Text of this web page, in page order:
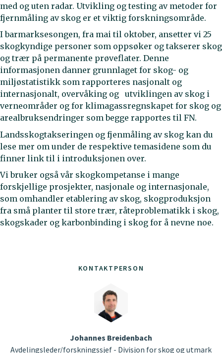
KONTAKTPERSON
Johannes Breidenbach
Avdelingsleder/forskningssjef - Divisjon for skog og utmark
med og uten radar. Utvikling og testing av metoder for
fjernmåling av skog er et viktig forskningsområde.
I barmarksesongen, fra mai til oktober, ansetter vi 25
skogkyndige personer som oppsøker og takserer skog
og trær på permanente prøveflater. Denne
informasjonen danner grunnlaget for skog- og
miljøstatistikk som rapporteres nasjonalt og
internasjonalt, overvåking og utviklingen av skog i
verneområder og for klimagassregnskapet for skog og
arealbruksendringer som begge rapportes til FN.
Landsskogtakseringen og fjenmåling av skog kan du
lese mer om under de respektive temasidene som du
finner link til i introduksjonen over.
Vi bruker også vår skogkompetanse i mange
forskjellige prosjekter, nasjonale og internasjonale,
som omhandler etablering av skog, skogproduksjon
fra små planter til store trær, råteproblematikk i skog,
skogskader og karbonbinding i skog for å nevne noe.